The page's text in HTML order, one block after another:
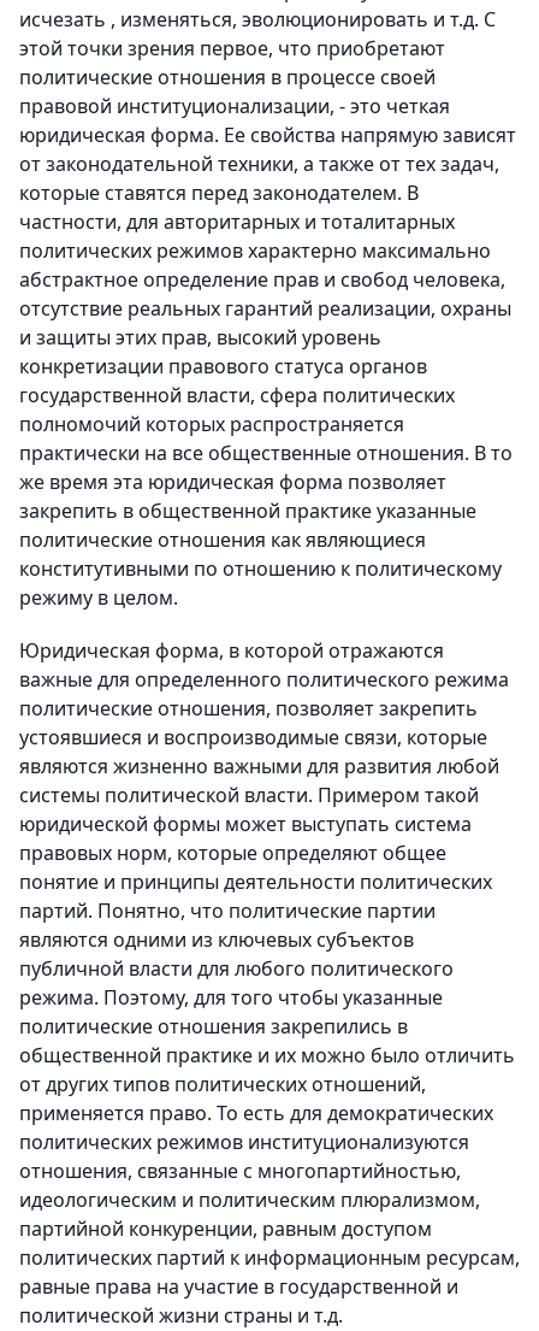
исчезать , изменяться, эволюционировать и т.д. С
этой точки зрения первое, что приобретают
политические отношения в процессе своей
правовой институционализации, - это четкая
юридическая форма. Ее свойства напрямую зависят
от законодательной техники, а также от тех задач,
которые ставятся перед законодателем. В
частности, для авторитарных и тоталитарных
политических режимов характерно максимально
абстрактное определение прав и свобод человека,
отсутствие реальных гарантий реализации, охраны
и защиты этих прав, высокий уровень
конкретизации правового статуса органов
государственной власти, сфера политических
полномочий которых распространяется
практически на все общественные отношения. В то
же время эта юридическая форма позволяет
закрепить в общественной практике указанные
политические отношения как являющиеся
конститутивными по отношению к политическому
режиму в целом.
Юридическая форма, в которой отражаются
важные для определенного политического режима
политические отношения, позволяет закрепить
устоявшиеся и воспроизводимые связи, которые
являются жизненно важными для развития любой
системы политической власти. Примером такой
юридической формы может выступать система
правовых норм, которые определяют общее
понятие и принципы деятельности политических
партий. Понятно, что политические партии
являются одними из ключевых субъектов
публичной власти для любого политического
режима. Поэтому, для того чтобы указанные
политические отношения закрепились в
общественной практике и их можно было отличить
от других типов политических отношений,
применяется право. То есть для демократических
политических режимов институционализуются
отношения, связанные с многопартийностью,
идеологическим и политическим плюрализмом,
партийной конкуренции, равным доступом
политических партий к информационным ресурсам,
равные права на участие в государственной и
политической жизни страны и т.д.